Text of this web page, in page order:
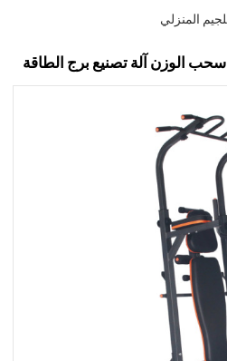
الوزن آلة تصنيع برج الطاقة